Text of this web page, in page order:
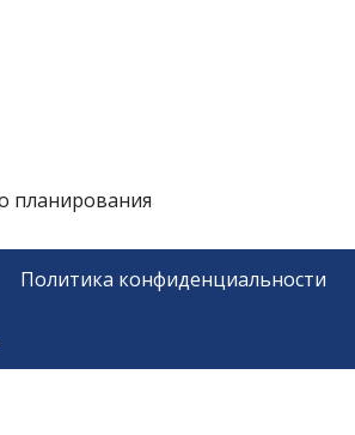
планирования
Политика конфиденциальности